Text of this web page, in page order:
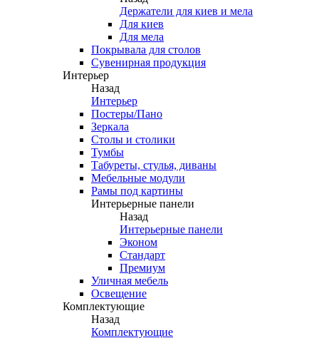
Держатели для киев и мела
Для киев
Для мела
Покрывала для столов
Сувенирная продукция
Интерьер
Назад
Интерьер
Постеры/Пано
Зеркала
Столы и столики
Тумбы
Табуреты, стулья, диваны
Мебельные модули
Рамы под картины
Интерьерные панели
Назад
Интерьерные панели
Эконом
Стандарт
Премиум
Уличная мебель
Освещение
Комплектующие
Назад
Комплектующие